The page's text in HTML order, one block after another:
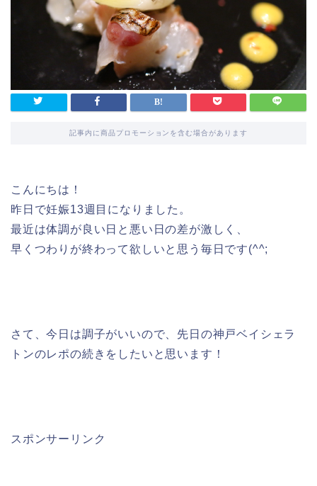
記事内に商品プロモーションを含む場合があります
こんにちは！
昨日で妊娠13週目になりました。
最近は体調が良い日と悪い日の差が激しく、
早くつわりが終わって欲しいと思う毎日です(^^;
さて、今日は調子がいいので、先日の神戸ベイシェラ
トンのレポの続きをしたいと思います！
スポンサーリンク